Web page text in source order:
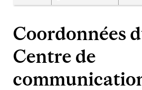
Coordonnées
Centre de